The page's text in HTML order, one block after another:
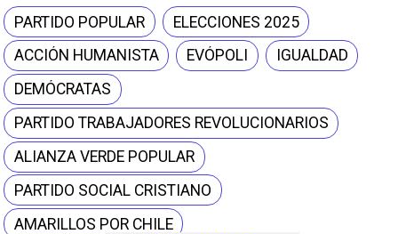
PARTIDO POPULAR
ELECCIONES 2025
ACCIÓN HUMANISTA
EVÓPOLI
IGUALDAD
DEMÓCRATAS
PARTIDO TRABAJADORES REVOLUCIONARIOS
ALIANZA VERDE POPULAR
PARTIDO SOCIAL CRISTIANO
AMARILLOS POR CHILE